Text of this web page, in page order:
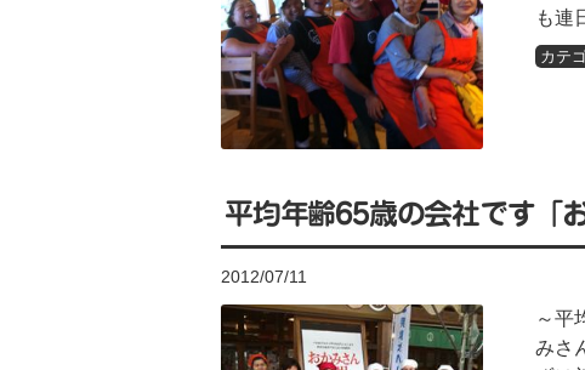
も連
平均年齢65歳の会社です「
2012/07/11
～平
みさ